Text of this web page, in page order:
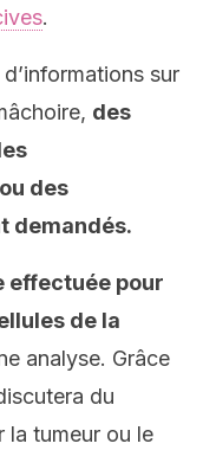
.
sur
des
des
demandés.
effectuée pour
de la
analyse. Grâce
du
la tumeur ou le